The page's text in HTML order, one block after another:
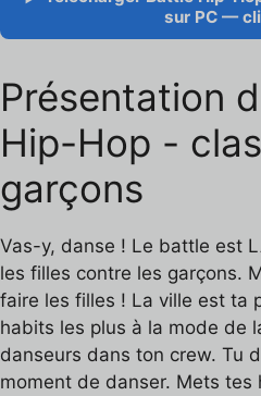
sur PC —
Présentation
Hip-Hop -
garçons
Vas-y, danse ! Le battle est
les filles contre les garçons.
faire les filles ! La ville est ta
habits les plus à la mode de
danseurs dans ton crew. Tu
moment de danser. Mets tes